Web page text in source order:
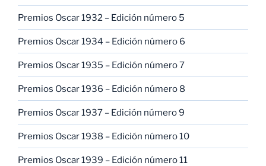
Premios Oscar 1932 – Edición número 5
Premios Oscar 1934 – Edición número 6
Premios Oscar 1935 – Edición número 7
Premios Oscar 1936 – Edición número 8
Premios Oscar 1937 – Edición número 9
Premios Oscar 1938 – Edición número 10
Premios Oscar 1939 – Edición número 11